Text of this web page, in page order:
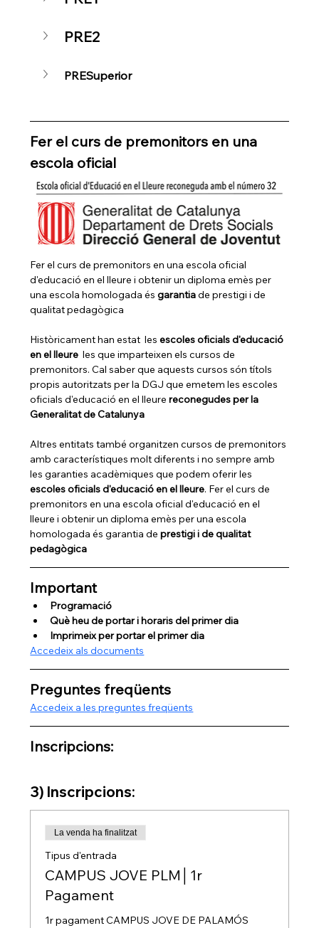
PRE2
PRESuperior
Fer el curs de premonitors en una
escola oficial
Fer el curs de premonitors en una escola oficial
d'educació en el lleure i obtenir un diploma emès per
una escola homologada és garantia de prestigi i de
qualitat pedagògica
Històricament han estat  les escoles oficials d'educació
en el lleure les que imparteixen els cursos de
premonitors. Cal saber que aquests cursos són títols
propis autoritzats per la DGJ que emetem les escoles
oficials d'educació en el lleure reconegudes per la
Generalitat de Catalunya
Altres entitats també organitzen cursos de premonitors
amb característiques molt diferents i no sempre amb
les garanties acadèmiques que podem oferir les
escoles oficials d'educació en el lleure. Fer el curs de
premonitors en una escola oficial d'educació en el
lleure i obtenir un diploma emès per una escola
homologada és garantia de prestigi i de qualitat
pedagògica
Important
Programació
Què heu de portar i horaris del primer dia
Imprimeix per portar el primer dia
Accedeix als documents
Preguntes freqüents
Accedeix a les preguntes freqüents
Inscripcions:
3) Inscripcions:
La venda ha finalitzat
Tipus d'entrada
CAMPUS JOVE PLM│1r
Pagament
1r pagament CAMPUS JOVE DE PALAMÓS